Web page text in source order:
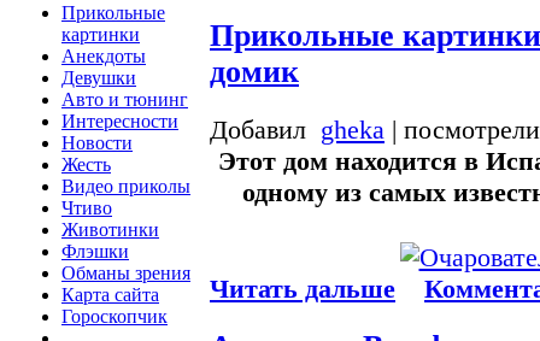
Прикольные
картинки
Анекдоты
Девушки
Авто и тюнинг
Интересности
Новости
Жесть
Видео приколы
Чтиво
Животинки
Флэшки
Обманы зрения
Карта сайта
Гороскопчик
Прикольные картинки
домик
Добавил gheka |
Этот дом находится в
одному из самых
Читать дальше